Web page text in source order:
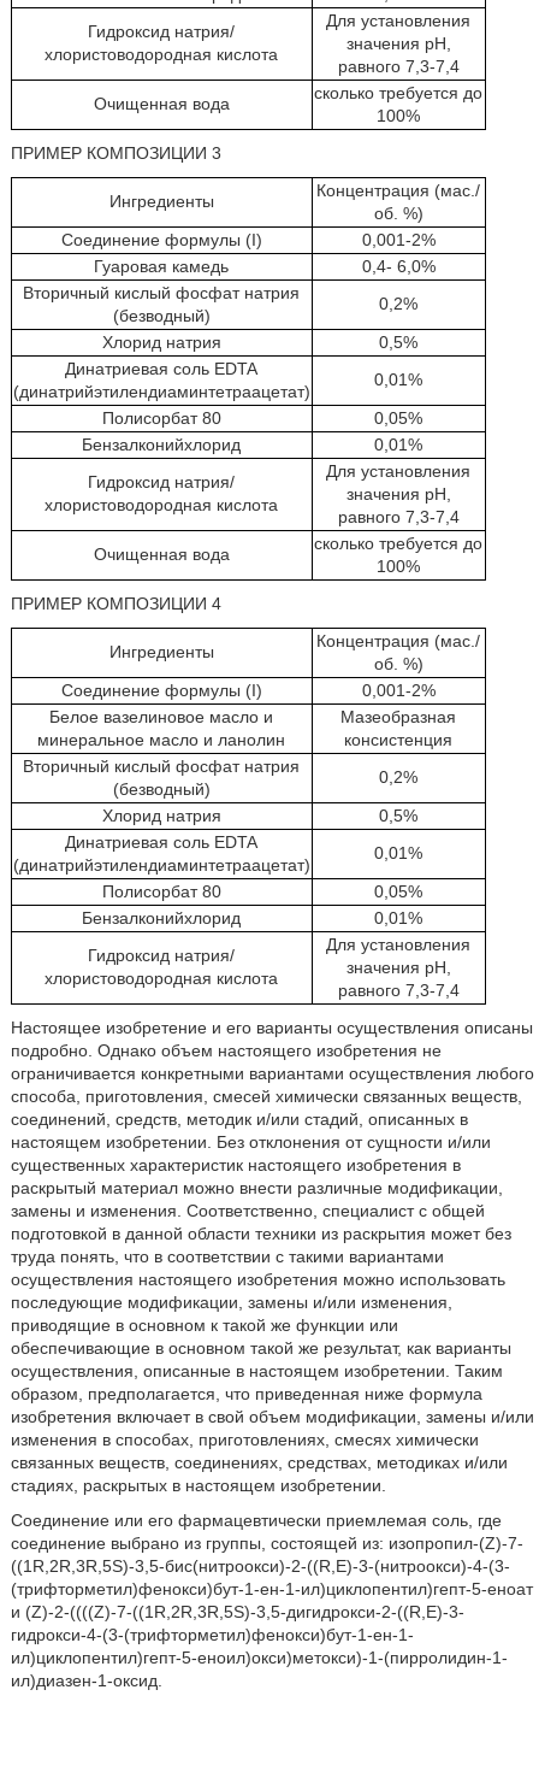
Гидроксид натрия/
хлористоводородная кислота
Для установления
значения pH,
равного 7,3-7,4
Очищенная вода
сколько требуется до
100%
ПРИМЕР КОМПОЗИЦИИ 3
Ингредиенты
Концентрация (мас./
об. %)
Соединение формулы (I)
0,001-2%
Гуаровая камедь
0,4- 6,0%
Вторичный кислый фосфат натрия
(безводный)
0,2%
Хлорид натрия
0,5%
Динатриевая соль EDTA
(динатрийэтилендиаминтетраацетат)
0,01%
Полисорбат 80
0,05%
Бензалконийхлорид
0,01%
Гидроксид натрия/
хлористоводородная кислота
Для установления
значения pH,
равного 7,3-7,4
Очищенная вода
сколько требуется до
100%
ПРИМЕР КОМПОЗИЦИИ 4
Ингредиенты
Концентрация (мас./
об. %)
Соединение формулы (I)
0,001-2%
Белое вазелиновое масло и
минеральное масло и ланолин
Мазеобразная
консистенция
Вторичный кислый фосфат натрия
(безводный)
0,2%
Хлорид натрия
0,5%
Динатриевая соль EDTA
(динатрийэтилендиаминтетраацетат)
0,01%
Полисорбат 80
0,05%
Бензалконийхлорид
0,01%
Гидроксид натрия/
хлористоводородная кислота
Для установления
значения pH,
равного 7,3-7,4
Настоящее изобретение и его варианты осуществления описаны
подробно. Однако объем настоящего изобретения не
ограничивается конкретными вариантами осуществления любого
способа, приготовления, смесей химически связанных веществ,
соединений, средств, методик и/или стадий, описанных в
настоящем изобретении. Без отклонения от сущности и/или
существенных характеристик настоящего изобретения в
раскрытый материал можно внести различные модификации,
замены и изменения. Соответственно, специалист с общей
подготовкой в данной области техники из раскрытия может без
труда понять, что в соответствии с такими вариантами
осуществления настоящего изобретения можно использовать
последующие модификации, замены и/или изменения,
приводящие в основном к такой же функции или
обеспечивающие в основном такой же результат, как варианты
осуществления, описанные в настоящем изобретении. Таким
образом, предполагается, что приведенная ниже формула
изобретения включает в свой объем модификации, замены и/или
изменения в способах, приготовлениях, смесях химически
связанных веществ, соединениях, средствах, методиках и/или
стадиях, раскрытых в настоящем изобретении.
Соединение или его фармацевтически приемлемая соль, где
соединение выбрано из группы, состоящей из: изопропил-(Z)-7-
((1R,2R,3R,5S)-3,5-бис(нитроокси)-2-((R,E)-3-(нитроокси)-4-(3-
(трифторметил)фенокси)бут-1-ен-1-ил)циклопентил)гепт-5-еноат
и (Z)-2-((((Z)-7-((1R,2R,3R,5S)-3,5-дигидрокси-2-((R,E)-3-
гидрокси-4-(3-(трифторметил)фенокси)бут-1-ен-1-
ил)циклопентил)гепт-5-еноил)окси)метокси)-1-(пирролидин-1-
ил)диазен-1-оксид.